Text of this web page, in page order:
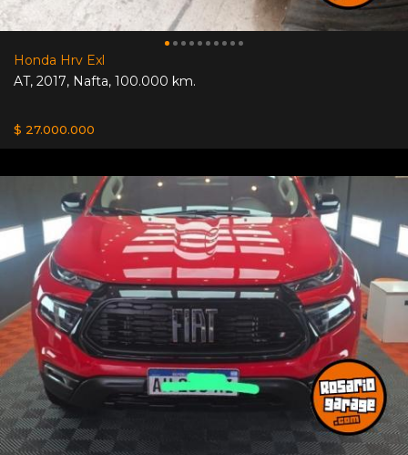
Honda Hrv Exl
AT, 2017, Nafta, 100.000 km.
$ 27.000.000